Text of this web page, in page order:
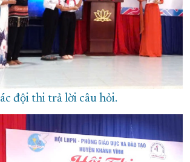
đội thi trả lời câu hỏi.